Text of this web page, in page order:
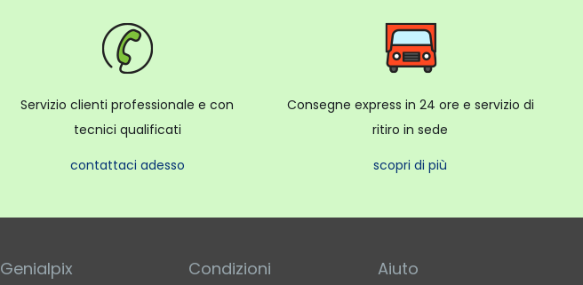
Servizio clienti professionale e con
tecnici qualificati
contattaci adesso
Consegne express in 24 ore e servizio di
ritiro in sede
scopri di più
Genialpix Condizioni Aiuto